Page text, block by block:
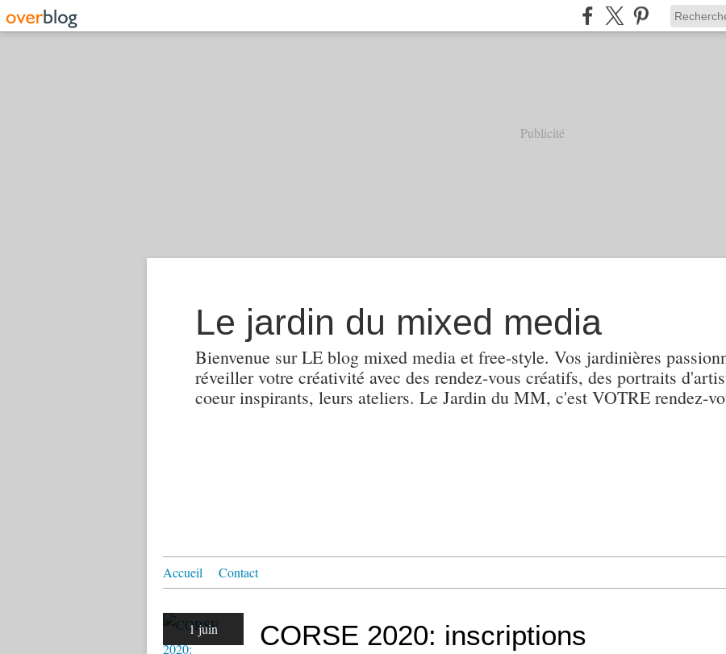
Publicité
Le jardin du mixed media
Bienvenue sur LE blog mixed media et free-style. Vos jardinières
réveiller votre créativité avec des rendez-vous créatifs, des portraits
coeur inspirants, leurs ateliers. Le Jardin du MM, c'est VOTRE rendez-
Accueil Contact
1 juin
CORSE 2020: inscriptions